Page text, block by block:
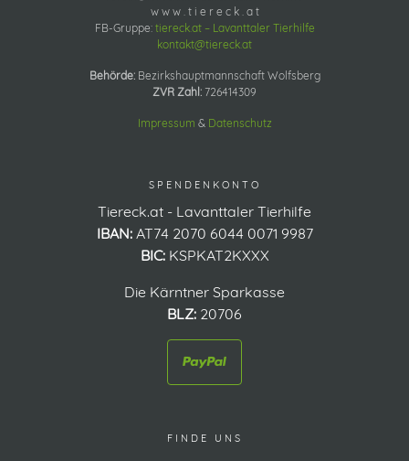
w w w . t i e r e c k . a t
FB-Gruppe: tiereck.at – Lavanttaler Tierhilfe
kontakt@tiereck.at
Behörde:Bezirkshauptmannschaft Wolfsberg
ZVR Zahl: 726414309
Impressum & Datenschutz
SPENDENKONTO
Tiereck.at - Lavanttaler Tierhilfe
IBAN:AT74 2070 6044 0071 9987
BIC:KSPKAT2KXXX
Die Kärntner Sparkasse
BLZ: 20706
FINDE UNS